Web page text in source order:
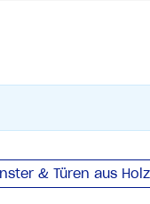
& Türen aus